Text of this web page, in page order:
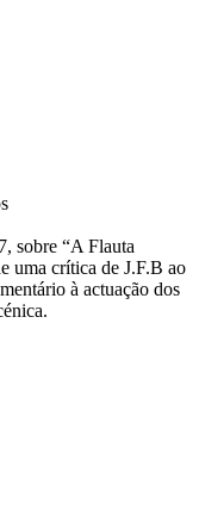
sobre “A Flauta
uma crítica de J.F.B ao
à actuação dos